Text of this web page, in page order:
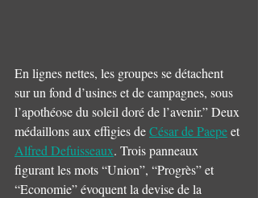
En lignes nettes, les groupes se détachent
sur un fond d’usines et de campagnes, sous
l’apothéose du soleil doré de l’avenir.” Deux
médaillons aux effigies de César de Paepe et
Alfred Defuisseaux. Trois panneaux
figurant les mots “Union”, “Progrès” et
“Economie” évoquent la devise de la